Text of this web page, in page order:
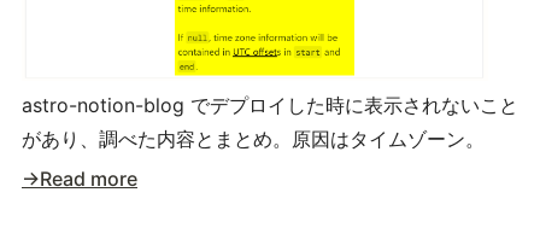
astro-notion-blog でデプロイした時に表示されないこと
があり、調べた内容とまとめ。原因はタイムゾーン。
→Read more